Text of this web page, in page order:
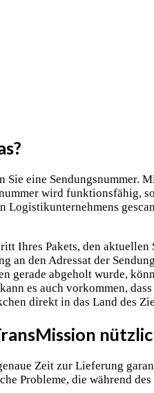
Sie eine
wird funktionsfähig,
Logistikunternehmens
Ihres Pakets, den
den Adressat der
gerade abgeholt wurde,
es auch vorkommen,
direkt in das Land des
Zeit zur Lieferung
Probleme, die während